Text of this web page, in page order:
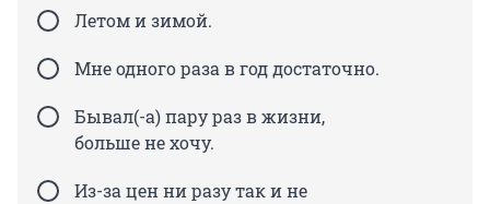
Летом и зимой.
Мне одного раза в год достаточно.
Бывал(-а) пару раз в жизни,
больше не хочу.
Из-за цен ни разу так и не